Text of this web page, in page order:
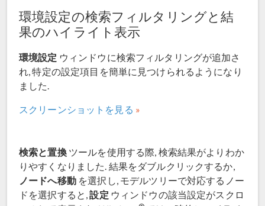
環境設定の検索フィルタリングと結
果のハイライト表示
環境設定 ウィンドウに検索フィルタリングが追加さ
れ, 特定の設定項目を簡単に見つけられるようになり
ました.
スクリーンショットを見る
検索と置換ツールを使用する際, 検索結果がよりわか
りやすくなりました. 結果をダブルクリックするか,
ノードへ移動を選択し, モデルツリーで対応するノー
ドを選択すると,設定 ウィンドウの該当設定がスクロ